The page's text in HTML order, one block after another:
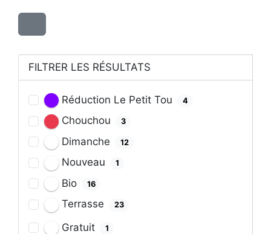
FILTRER LES RÉSULTATS
Réduction Le Petit Tou 4
Chouchou 3
Dimanche 12
Nouveau 1
Bio 16
Terrasse 23
Gratuit 1